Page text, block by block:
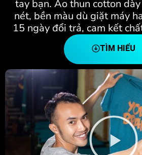
tay bạn. Áo thun cotton
nét, bền màu dù giặt máy
15 ngày đổi trả, cam kết
TÌM HIỂU